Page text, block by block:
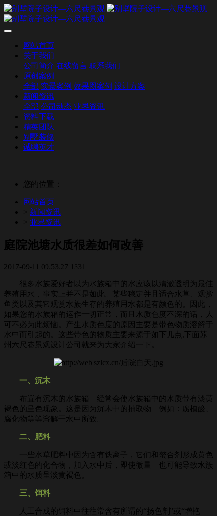
网站首页
关于我们
公司简介 在线留言 联系我们
原创案例
全部 实景案例 效果图案例 设计方案
新闻资讯
全部 公司动态 业界资讯
资料下载
精英团队
别墅装修
诚聘英才
您的位置：
网站首页
> 新闻资讯
> 业界资讯
庭院池塘水质很差如何改善
2017-09-11 09:53:27 1331
很多水族爱好者以为水族箱中的水应该以清澈透明为最佳
养殖用水，事实上并不是如此。某些稳定并且适合水草、观赏
鱼类以及其它观赏水族生存的养殖用水都是有颜色的。因此，
如果您的水族箱的运作一切正常，而且水质色度不深的话，大
可不必为此烦恼。产生水质色度的原因主要是带色物质溶解于
水中而引起的。这些带色的物质主要来源于如下几点,下面苏
州六尺巷景观设计公司就来为大家介绍一下。
一、沉木
布置有沉木的水族箱，经常会使水族箱中的水质带有淡黄
褐色的呈色现象。这是因为沉木中的抽取物，例如：腐植酸、
腐化物等等溶解于水中所致。
二、肥料
一些水草肥料中因为含有铁离子，它们和螯合剂形成黄色
或淡红色的化合物，加入水中后，即使微量，也可能导致水族
箱中的水质呈淡黄褐色。
三、饵料
人工合成的饵料中往往常含有所谓的“扬色剂”或“增艳